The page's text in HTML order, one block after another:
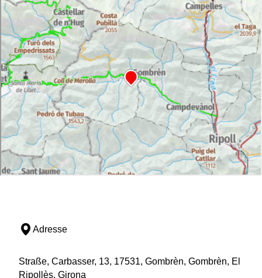
Adresse
Straße, Carbasser, 13, 17531, Gombrèn, Gombrèn, El
Ripollès, Girona